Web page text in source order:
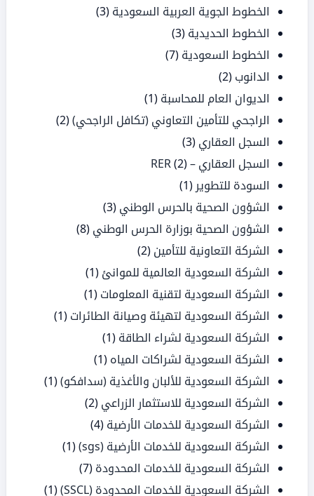
الخطوط الجوية العربية السعودية (3)
الخطوط الحديدية (3)
الخطوط السعودية (7)
الدانوب (2)
الديوان العام للمحاسبة (1)
الراجحي للتأمين التعاوني (تكافل الراجحي)(2)
السجل العقاري (3)
السجل العقاري – RER(2)
السودة للتطوير (1)
الشؤون الصحية بالحرس الوطني (3)
الشؤون الصحية بوزارة الحرس الوطني (8)
الشركة التعاونية للتأمين (2)
الشركة السعودية العالمية للموانئ (1)
الشركة السعودية لتقنية المعلومات (1)
الشركة السعودية لتهيئة وصيانة الطائرات (1)
الشركة السعودية لشراء الطاقة (1)
الشركة السعودية لشراكات المياه (1)
الشركة السعودية للألبان والأغذية (سدافكو)(1)
الشركة السعودية للاستثمار الزراعي (2)
الشركة السعودية للخدمات الأرضية (4)
الشركة السعودية للخدمات الأرضية (sgs)
(1)
الشركة السعودية للخدمات المحدودة (7)
الشركة السعودية للخدمات المحدودة (SSCL)
(1)